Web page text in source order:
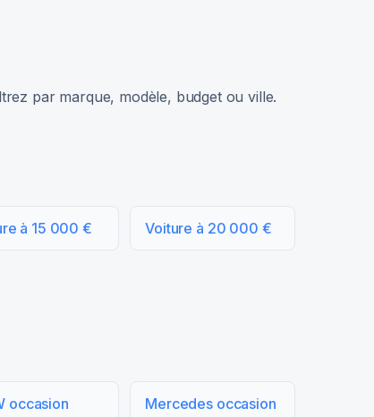
par marque, modèle, budget ou ville.
à 15 000 € Voiture à 20 000 €
occasion Mercedes occasion